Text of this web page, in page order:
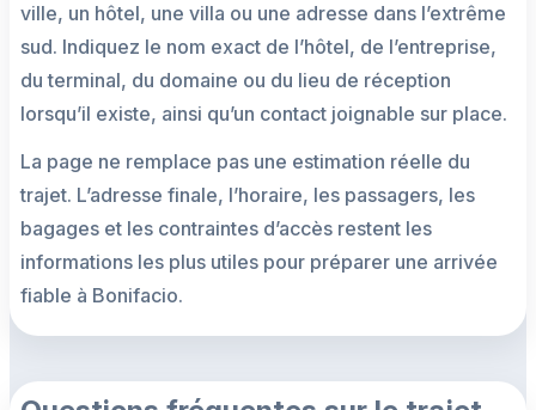
ville, un hôtel, une villa ou une adresse dans l’extrême
sud. Indiquez le nom exact de l’hôtel, de l’entreprise,
du terminal, du domaine ou du lieu de réception
lorsqu’il existe, ainsi qu’un contact joignable sur place.
La page ne remplace pas une estimation réelle du
trajet. L’adresse finale, l’horaire, les passagers, les
bagages et les contraintes d’accès restent les
informations les plus utiles pour préparer une arrivée
fiable à Bonifacio.